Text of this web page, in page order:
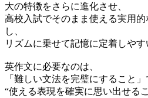
大の特徴をさらに進化させ、
高校入試でそのまま使える実用
し、
リズムに乗せて記憶に定着しやす
英作文に必要なのは、
「難しい文法を完璧にすること」
“使える表現を確実に思い出せるこ